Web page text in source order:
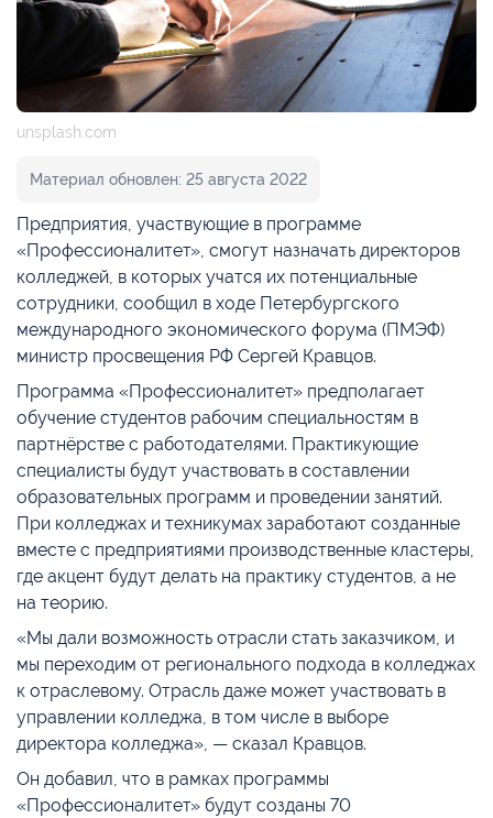
unsplash.com
Материал обновлен: 25 августа 2022
Предприятия, участвующие в программе
«Профессионалитет», смогут назначать директоров
колледжей, в которых учатся их потенциальные
сотрудники, сообщил в ходе Петербургского
международного экономического форума (ПМЭФ)
министр просвещения РФ Сергей Кравцов.
Программа «Профессионалитет» предполагает
обучение студентов рабочим специальностям в
партнёрстве с работодателями. Практикующие
специалисты будут участвовать в составлении
образовательных программ и проведении занятий.
При колледжах и техникумах заработают созданные
вместе с предприятиями производственные кластеры,
где акцент будут делать на практику студентов, а не
на теорию.
«Мы дали возможность отрасли стать заказчиком, и
мы переходим от регионального подхода в колледжах
к отраслевому. Отрасль даже может участвовать в
управлении колледжа, в том числе в выборе
директора колледжа», — сказал Кравцов.
Он добавил, что в рамках программы
«Профессионалитет» будут созданы 70